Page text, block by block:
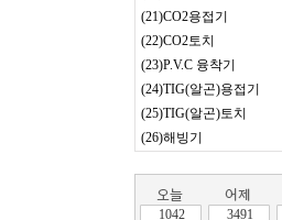
(21)CO2용접기
(22)CO2토치
(23)P.V.C 융착기
(24)TIG(알곤)용접기
(25)TIG(알곤)토치
(26)해빙기
1042 3491